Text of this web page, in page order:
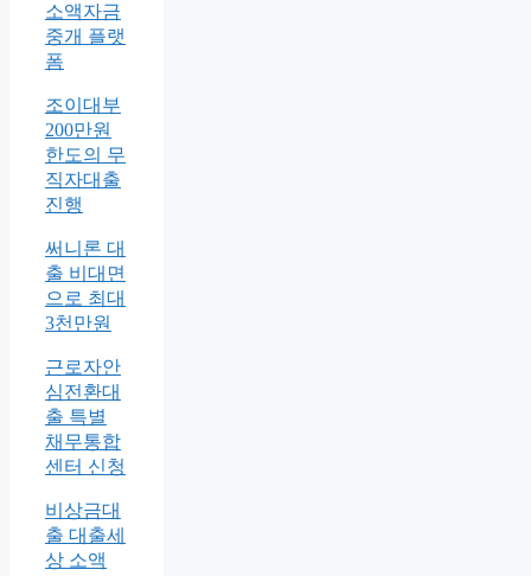
소액자금
중개 플랫
폼
조이대부
200만원
한도의 무
직자대출
진행
써니론 대
출 비대면
으로 최대
3천만원
근로자안
심전환대
출 특별
채무통합
센터 신청
비상금대
출 대출세
상 소액